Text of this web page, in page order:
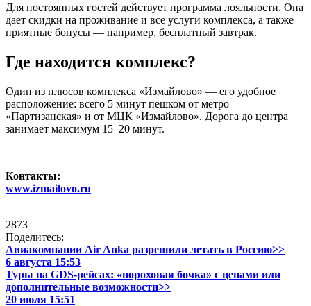
Для постоянных гостей действует программа лояльности. Она
дает скидки на проживание и все услуги комплекса, а также
приятные бонусы — например, бесплатный завтрак.
Где находится комплекс?
Один из плюсов комплекса «Измайлово» — его удобное
расположение: всего 5 минут пешком от метро
«Партизанская» и от МЦК «Измайлово». Дорога до центра
занимает максимум 15–20 минут.
Контакты:
www.izmailovo.ru
2873
Поделитесь:
Авиакомпании Air Anka разрешили летать в Россию>>
6 августа 15:53
Туры на GDS-рейсах: «пороховая бочка» с ценами или
дополнительные возможности>>
20 июля 15:51